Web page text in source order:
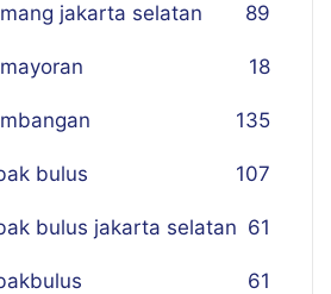
jakarta selatan 89
18
135
bulus 107
bulus jakarta selatan 61
61